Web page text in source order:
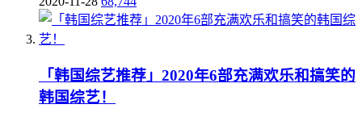
「韩国综艺推荐」2020年6部充满欢乐和搞笑的
韩国综艺！